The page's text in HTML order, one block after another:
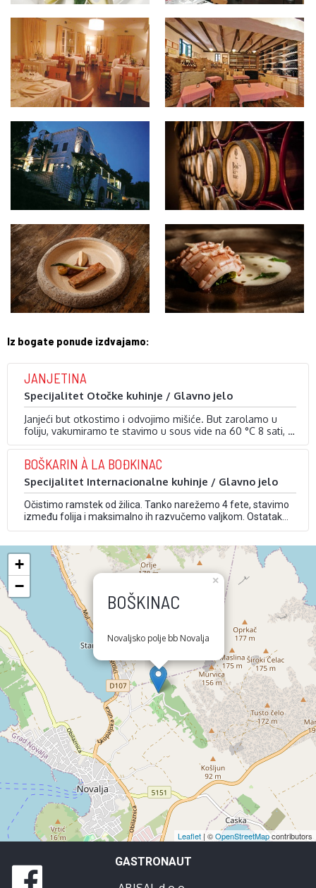
Iz bogate ponude izdvajamo:
JANJETINA
Specijalitet Otočke kuhinje / Glavno jelo
Janjeći but otkostimo i odvojimo mišiće. But zarolamo u
foliju, vakumiramo te stavimo u sous vide na 60 °C 8 sati, a
mišiće na istu temperaturu 3,5 h. Janjeće kosti zapečemo u
pećnici s korjenastim povrćem, prebacimo u lonac te
podlijemo vinom.
Dodamo rajčicu i vodu u količini da duplo …
BOŠKARIN À LA BOĐKINAC
Specijalitet Internacionalne kuhinje / Glavno jelo
Očistimo ramstek od žilica. Tanko narežemo 4 fete, stavimo
između folija i maksimalno ih razvučemo valjkom. Ostatak
ramsteka nasjeckamo na jako sitno, pazeći da izvučemo sve
sitne kockice) te kratko popržimo na maslinovom ulju.
Ohladimo i time začinimo smjesu …
BOŠKINAC
Novaljsko polje bb Novalja
×
+
−
Leaflet | ©OpenStreetMapcontributors
GASTRONAUT